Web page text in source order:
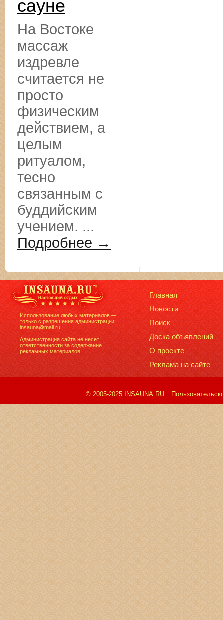
сауне
На Востоке
массаж
издревле
считается не
просто
физическим
действием, а
целым
ритуалом,
тесно
связанным с
буддийским
учением. ...
Подробнее →
Использование любых материалов —
только с разрешения администрации:
insauna@mail.ru
Администрация сайта не несет
ответственности за содержание
рекламных материалов.
Главная
Новости
Поиск
Доска объявлений
О проекте
Реклама на сайте
© 2005-2025 INSAUNA.RU